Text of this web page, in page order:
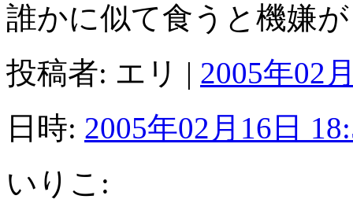
誰かに似て食うと機嫌
投稿者: エリ | 2005年02
日時: 2005年02月16日
いりこ: